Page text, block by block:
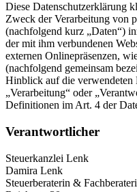
Diese Datenschutzerklärung
Zweck der Verarbeitung von
(nachfolgend kurz „Daten“)
der mit ihm verbundenen
externen Onlinepräsenzen,
(nachfolgend gemeinsam
Hinblick auf die
„Verarbeitung“ oder
Definitionen im Art. 4 der
Verantwortlicher
Steuerkanzlei Lenk
Damira Lenk
Steuerberaterin &